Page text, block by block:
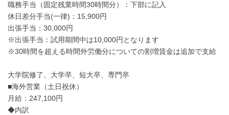
職務手当（固定残業時間30時間分）：下部に記入
休日差分手当(一律)：15,900円
出張手当：30,000円
※出張手当：試用期間中は10,000円となります
※30時間を超える時間外労働分についての割増賃金は追加で支給
大学院修了、大学卒、短大卒、専門卒
■海外営業（土日祝休）
月給：247,100円
◆内訳